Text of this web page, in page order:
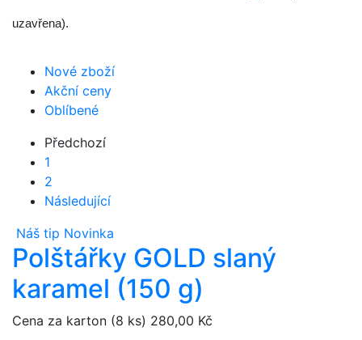
uzavřena).
Nové zboží
Akční ceny
Oblíbené
Předchozí
1
2
Následující
Náš tip Novinka
Polštářky GOLD slaný
karamel (150 g)
Cena za karton (8 ks) 280,00 Kč